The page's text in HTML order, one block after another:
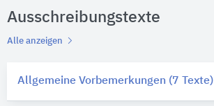
Ausschreibungstexte
Alle anzeigen
Allgemeine Vorbemerkungen (7 Texte)